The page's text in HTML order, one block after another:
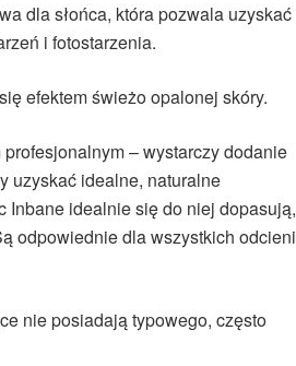
dla słońca, która pozwala uzyskać
i fotostarzenia.
efektem świeżo opalonej skóry.
– wystarczy dodanie
uzyskać idealne, naturalne
Inbane idealnie się do niej dopasują,
odpowiednie dla wszystkich odcieni
nie posiadają typowego, często